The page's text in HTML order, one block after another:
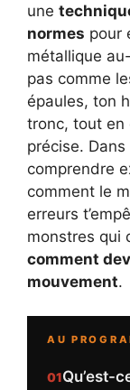
une
normes pour
métallique
pas comme
épaules, ton
tronc, tout en
précise.
comprendre
comment le
erreurs
monstres qui
comment
mouvement.
AU
Qu’est-